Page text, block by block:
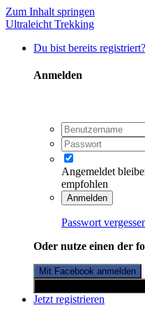
Zum Inhalt springen
Ultraleicht Trekking
Du bist bereits
Anmelden
Angemeldet
empfohlen
Anmelden
Passwort
Oder nutze einen der
Mit Facebook anmelden
Jetzt registrieren